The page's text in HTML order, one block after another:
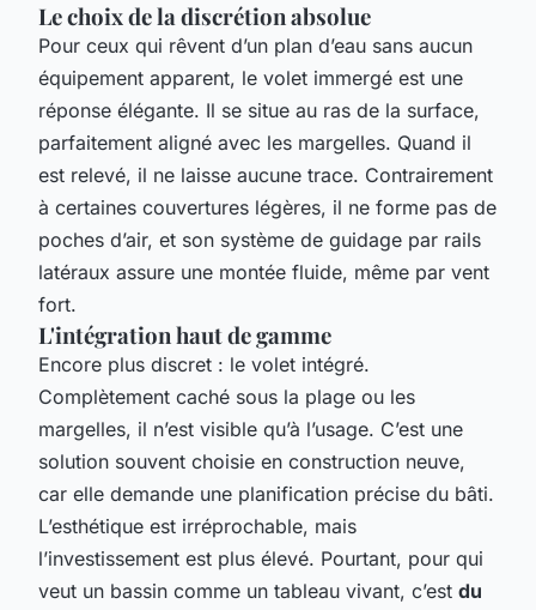
Le choix de la discrétion absolue
Pour ceux qui rêvent d’un plan d’eau sans aucun
équipement apparent, le volet immergé est une
réponse élégante. Il se situe au ras de la surface,
parfaitement aligné avec les margelles. Quand il
est relevé, il ne laisse aucune trace. Contrairement
à certaines couvertures légères, il ne forme pas de
poches d’air, et son système de guidage par rails
latéraux assure une montée fluide, même par vent
fort.
L'intégration haut de gamme
Encore plus discret : le volet intégré.
Complètement caché sous la plage ou les
margelles, il n’est visible qu’à l’usage. C’est une
solution souvent choisie en construction neuve,
car elle demande une planification précise du bâti.
L’esthétique est irréprochable, mais
l’investissement est plus élevé. Pourtant, pour qui
veut un bassin comme un tableau vivant, c’est du